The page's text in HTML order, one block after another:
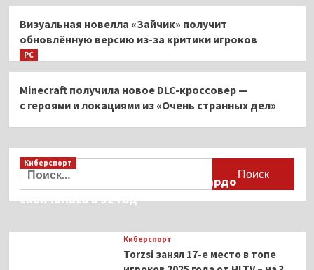
Визуальная новелла «Зайчик» получит
обновлённую версию из-за критики игроков
PC
Minecraft получила новое DLC-кроссовер —
с героями и локациями из «Очень странных дел»
Найти:
Киберспорт
Французская актриса Брижит Бардо
скончалась в 91 год
Киберспорт
Torzsi занял 17-е место в топе